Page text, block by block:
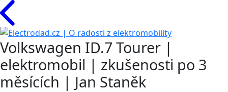
Volkswagen ID.7 Tourer |
elektromobil | zkušenosti po 3
měsících | Jan Staněk